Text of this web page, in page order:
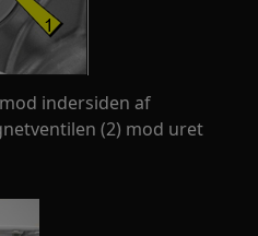
indersiden af
(2) mod uret